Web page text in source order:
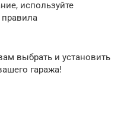
используйте
выбрать и установить
гаража!